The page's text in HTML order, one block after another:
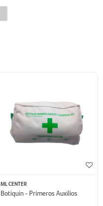
ML CENTER
Botiquin - Primeros Auxilios